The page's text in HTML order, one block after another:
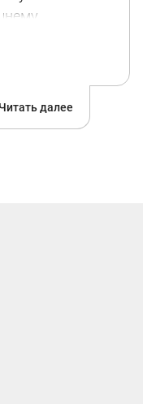
Для
вам
Читать далее